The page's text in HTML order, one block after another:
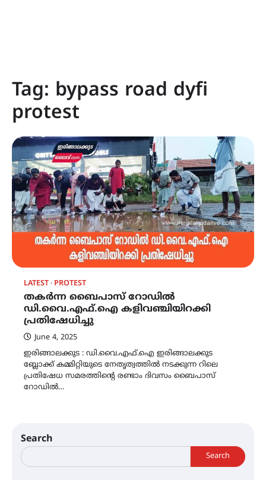
Tag: bypass road dyfi
protest
LATEST PROTEST
തകർന്ന ബൈപാസ് റോഡിൽ
ഡി.വൈ.എഫ്.ഐ കളിവഞ്ചിയിറക്കി
പ്രതിഷേധിച്ചു
June 4, 2025
ഇരിങ്ങാലക്കുട : ഡി.വൈ.എഫ്.ഐ ഇരിങ്ങാലക്കുട
ബ്ലോക്ക്‌ കമ്മിറ്റിയുടെ നേതൃത്വത്തിൽ നടക്കുന്ന റിലെ
പ്രതിഷേധ സമരത്തിന്റെ രണ്ടാം ദിവസം ബൈപാസ്
റോഡിൽ…
Search
Search